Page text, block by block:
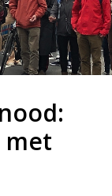
met